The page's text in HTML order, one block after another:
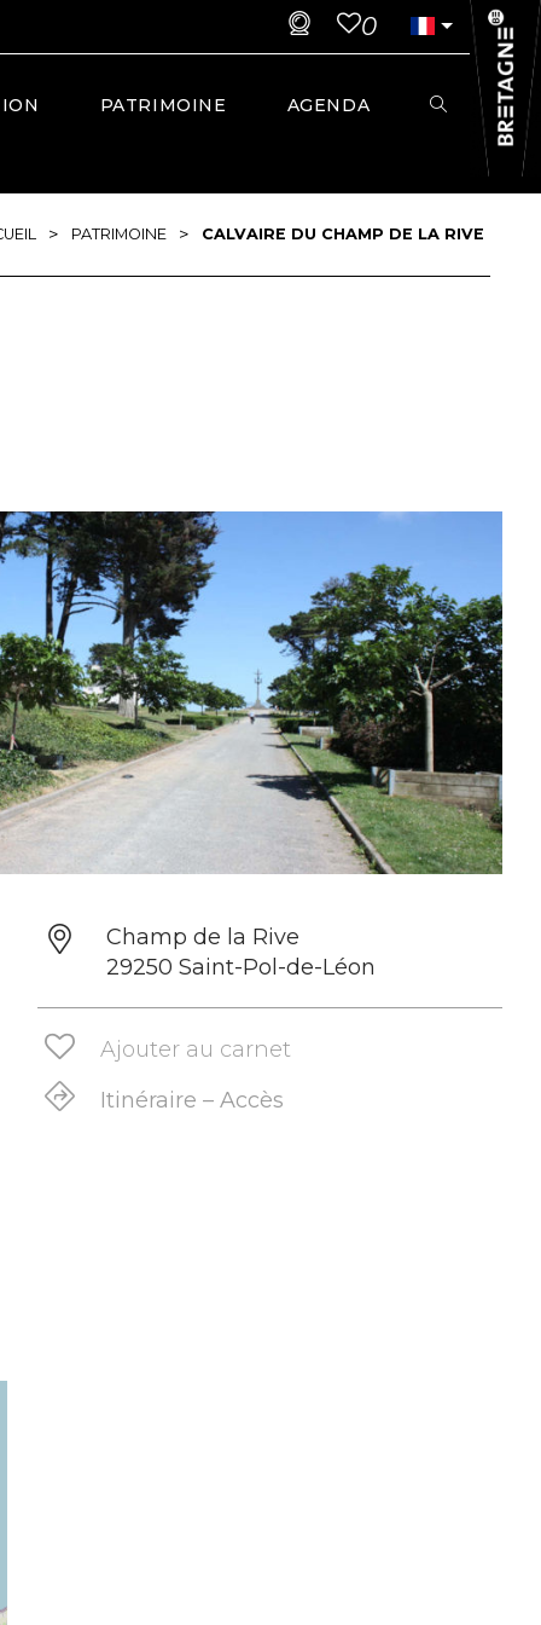
0
PATRIMOINE AGENDA
> PATRIMOINE > CALVAIRE DU CHAMP DE LA RIVE
Champ de la Rive
29250 Saint-Pol-de-Léon
Ajouter au carnet
Itinéraire – Accès